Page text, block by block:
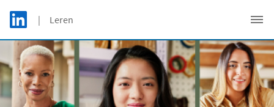
Skip to main content
LinkedIn Logo
| Leren